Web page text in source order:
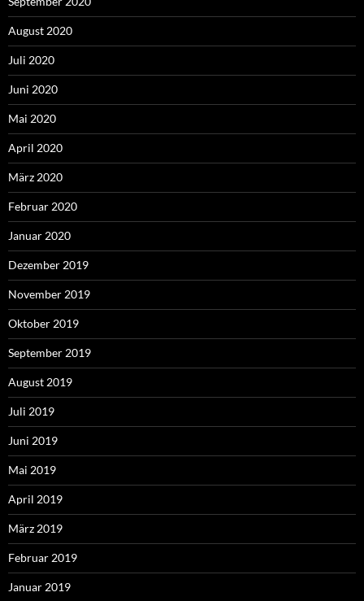
August 2020
Juli 2020
Juni 2020
Mai 2020
April 2020
März 2020
Februar 2020
Januar 2020
Dezember 2019
November 2019
Oktober 2019
September 2019
August 2019
Juli 2019
Juni 2019
Mai 2019
April 2019
März 2019
Februar 2019
Januar 2019